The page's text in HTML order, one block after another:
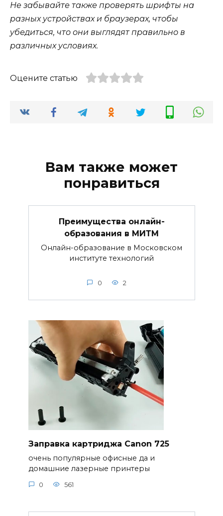
Не забывайте также проверять шрифты на
разных устройствах и браузерах, чтобы
убедиться, что они выглядят правильно в
различных условиях.
Оцените статью
Вам также может
понравиться
Преимущества онлайн-
образования в МИТМ
Онлайн-образование в Московском
институте технологий
0 2
Заправка картриджа Canon 725
очень популярные офисные да и
домашние лазерные принтеры
0 561